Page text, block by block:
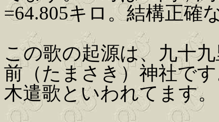
=64.805キロ。結構正確
この歌の起源は、九十
前（たまさき）神社で
木遣歌といわれてます。